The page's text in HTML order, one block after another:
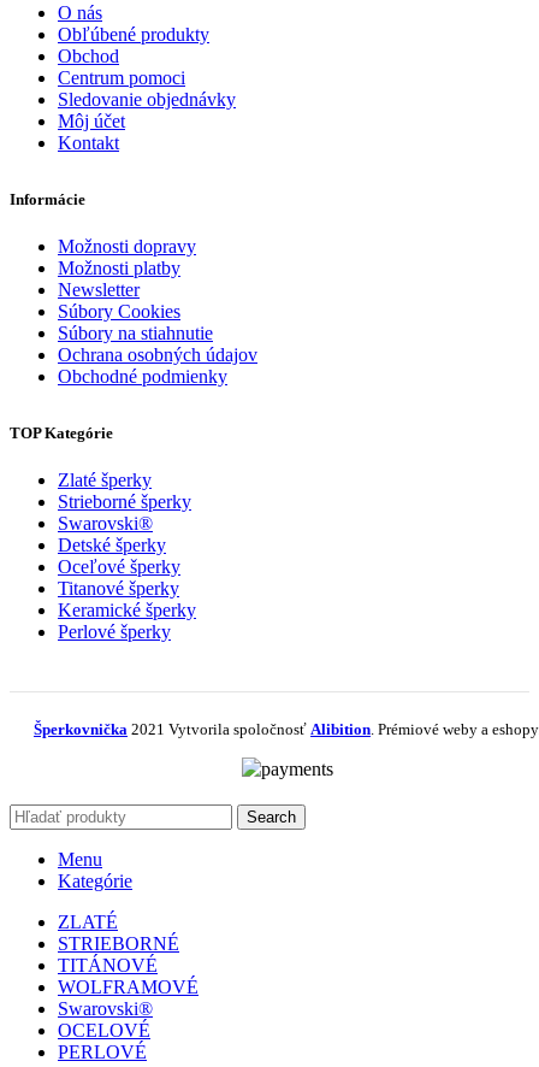
O nás
Obľúbené produkty
Obchod
Centrum pomoci
Sledovanie objednávky
Môj účet
Kontakt
Informácie
Možnosti dopravy
Možnosti platby
Newsletter
Súbory Cookies
Súbory na stiahnutie
Ochrana osobných údajov
Obchodné podmienky
TOP Kategórie
Zlaté šperky
Strieborné šperky
Swarovski®
Detské šperky
Oceľové šperky
Titanové šperky
Keramické šperky
Perlové šperky
Šperkovnička 2021 Vytvorila spoločnosť Alibition. Prémiové weby a
Search
Menu
Kategórie
ZLATÉ
STRIEBORNÉ
TITÁNOVÉ
WOLFRAMOVÉ
Swarovski®
OCELOVÉ
PERLOVÉ